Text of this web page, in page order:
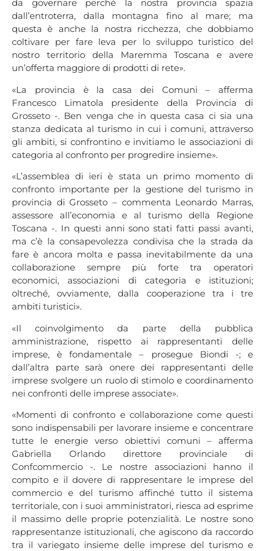
da governare perché la nostra provincia spazia
dall’entroterra, dalla montagna fino al mare; ma
questa è anche la nostra ricchezza, che dobbiamo
coltivare per fare leva per lo sviluppo turistico del
nostro territorio della Maremma Toscana e avere
un’offerta maggiore di prodotti di rete».
«La provincia è la casa dei Comuni – afferma
Francesco Limatola presidente della Provincia di
Grosseto -. Ben venga che in questa casa ci sia una
stanza dedicata al turismo in cui i comuni, attraverso
gli ambiti, si confrontino e invitiamo le associazioni di
categoria al confronto per progredire insieme».
«L’assemblea di ieri è stata un primo momento di
confronto importante per la gestione del turismo in
provincia di Grosseto – commenta Leonardo Marras,
assessore all’economia e al turismo della Regione
Toscana -. In questi anni sono stati fatti passi avanti,
ma c’è la consapevolezza condivisa che la strada da
fare è ancora molta e passa inevitabilmente da una
collaborazione sempre più forte tra operatori
economici, associazioni di categoria e istituzioni;
oltreché, ovviamente, dalla cooperazione tra i tre
ambiti turistici».
«Il coinvolgimento da parte della pubblica
amministrazione, rispetto ai rappresentanti delle
imprese, è fondamentale – prosegue Biondi -; e
dall’altra parte sarà onere dei rappresentanti delle
imprese svolgere un ruolo di stimolo e coordinamento
nei confronti delle imprese associate».
«Momenti di confronto e collaborazione come questi
sono indispensabili per lavorare insieme e concentrare
tutte le energie verso obiettivi comuni – afferma
Gabriella Orlando direttore provinciale di
Confcommercio -. Le nostre associazioni hanno il
compito e il dovere di rappresentare le imprese del
commercio e del turismo affinché tutto il sistema
territoriale, con i suoi amministratori, riesca ad esprime
il massimo delle proprie potenzialità. Le nostre sono
rappresentanze istituzionali, che agiscono da raccordo
tra il variegato insieme delle imprese del turismo e